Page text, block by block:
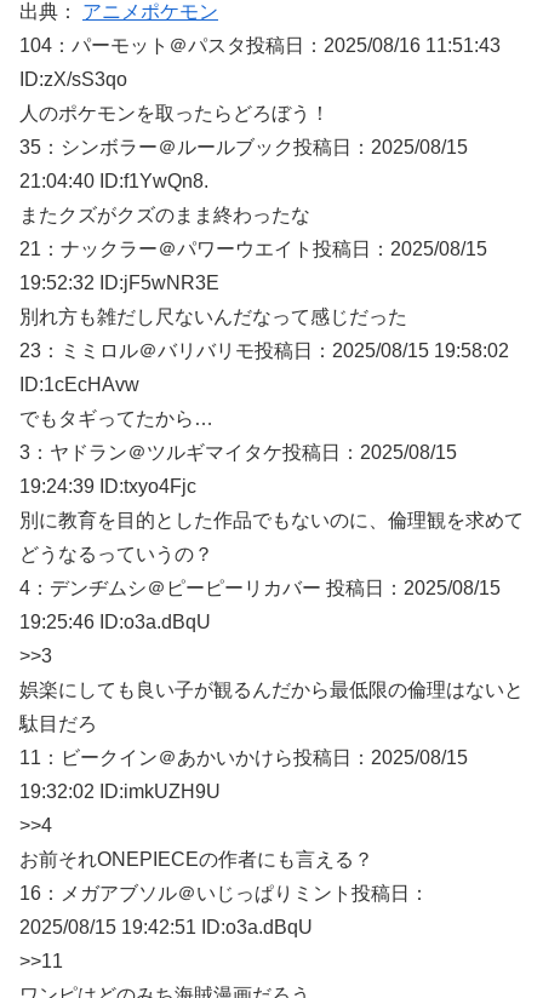
出典： アニメポケモン
104： パーモット＠パスタ投稿日：2025/08/16 11:51:43
ID:zX/sS3qo
人のポケモンを取ったらどろぼう！
35： シンボラー＠ルールブック投稿日：2025/08/15
21:04:40 ID:f1YwQn8.
またクズがクズのまま終わったな
21： ナックラー＠パワーウエイト 投稿日：2025/08/15
19:52:32 ID:jF5wNR3E
別れ方も雑だし尺ないんだなって感じだった
23：
ミミロル＠バリバリモ投稿日：2025/08/15 19:58:02
ID:1cEcHAvw
でもタギってたから…
3： ヤドラン＠ツルギマイタケ投稿日：2025/08/15
19:24:39 ID:txyo4Fjc
別に教育を目的とした作品でもないのに、倫理観を求めて
どうなるっていうの？
4： デンヂムシ＠ピーピーリカバー 投稿日：2025/08/15
19:25:46 ID:o3a.dBqU
>>3
娯楽にしても良い子が観るんだから最低限の倫理はないと
駄目だろ
11： ビークイン＠あかいかけら投稿日：2025/08/15
19:32:02 ID:imkUZH9U
>>4
お前それONEPIECEの作者にも言える？
16：
メガアブソル＠いじっぱりミント 投稿日：
2025/08/15 19:42:51 ID:o3a.dBqU
>>11